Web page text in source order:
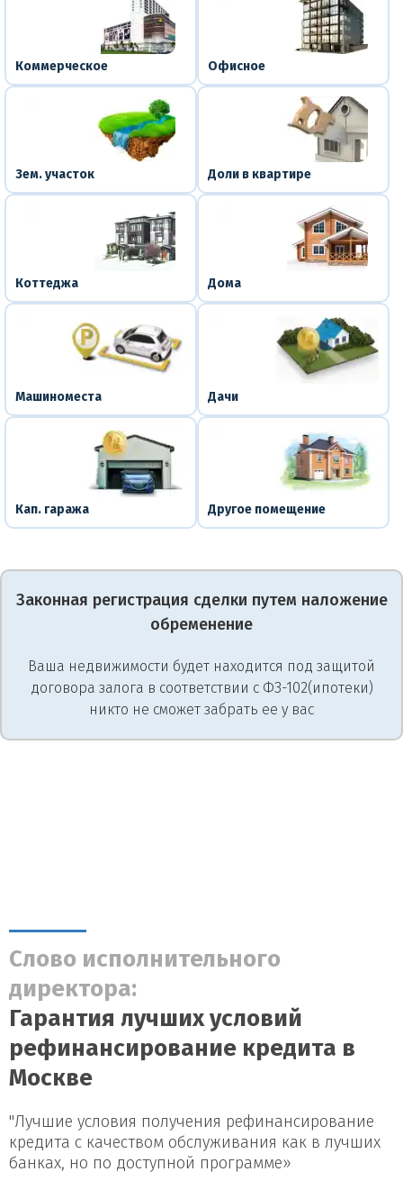
Коммерческое Офисное
Зем. участок Доли в квартире
Коттеджа Дома
Машиноместа Дачи
Кап. гаража Другое помещение
Законная регистрация сделки путем наложение
обременение
Ваша недвижимости будет находится под защитой
договора залога в соответствии с ФЗ-102(ипотеки)
никто не сможет забрать ее у вас
Слово исполнительного
директора:
Гарантия лучших условий
рефинансирование кредита в
Москве
"Лучшие условия получения рефинансирование
кредита с качеством обслуживания как в лучших
банках, но по доступной программе»